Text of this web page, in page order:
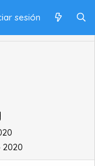
sesión
2020